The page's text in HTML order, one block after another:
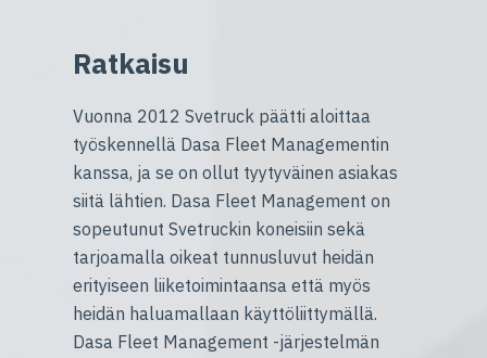
Ratkaisu
Vuonna 2012 Svetruck päätti aloittaa
työskennellä Dasa Fleet Managementin
kanssa, ja se on ollut tyytyväinen asiakas
siitä lähtien. Dasa Fleet Management on
sopeutunut Svetruckin koneisiin sekä
tarjoamalla oikeat tunnusluvut heidän
erityiseen liiketoimintaansa että myös
heidän haluamallaan käyttöliittymällä.
Dasa Fleet Management -järjestelmän